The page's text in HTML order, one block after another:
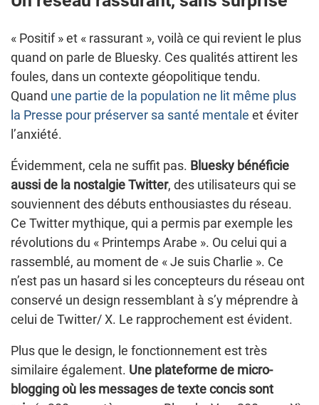
« Positif » et « rassurant », voilà ce qui revient le plus
quand on parle de Bluesky. Ces qualités attirent les
foules, dans un contexte géopolitique tendu.
Quand une partie de la population ne lit même plus
la Presse pour préserver sa santé mentale et éviter
l’anxiété.
Évidemment, cela ne suffit pas. Bluesky bénéficie
aussi de la nostalgie Twitter, des utilisateurs qui se
souviennent des débuts enthousiastes du réseau.
Ce Twitter mythique, qui a permis par exemple les
révolutions du « Printemps Arabe ». Ou celui qui a
rassemblé, au moment de « Je suis Charlie ». Ce
n’est pas un hasard si les concepteurs du réseau ont
conservé un design ressemblant à s’y méprendre à
celui de Twitter/ X. Le rapprochement est évident.
Plus que le design, le fonctionnement est très
similaire également. Une plateforme de micro-
blogging où les messages de texte concis sont